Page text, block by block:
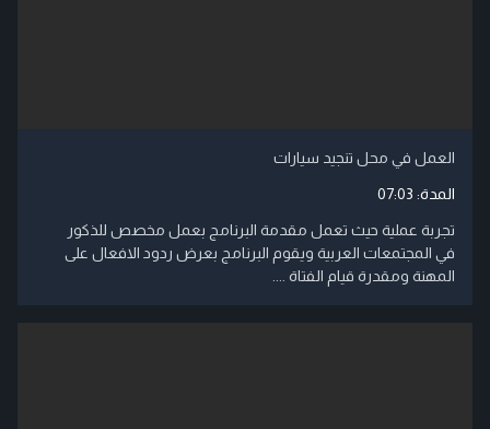
العمل في محل تنجيد سيارات
المدة: 07:03
تجربة عملية حيث تعمل مقدمة البرنامج بعمل مخصص للذكور
في المجتمعات العربية ويقوم البرنامج بعرض ردود الافعال على
المهنة ومقدرة قيام الفتاة ....